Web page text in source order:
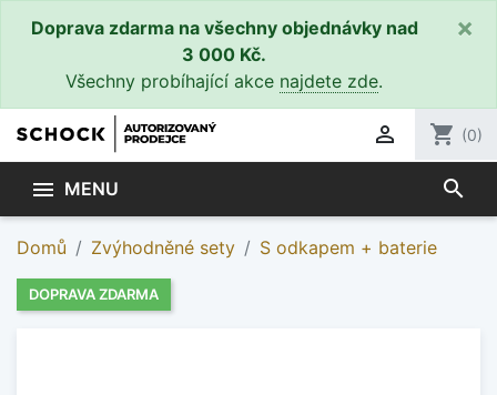
Doprava zdarma na všechny objednávky nad
3 000 Kč.
Všechny probíhající akce najdete zde.
×
 shopping_cart (0)
 MENU search
Domů Zvýhodněné sety S odkapem + baterie
DOPRAVA ZDARMA